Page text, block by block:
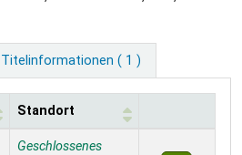
Titelinformationen ( 1 )
Standort
Geschlossenes